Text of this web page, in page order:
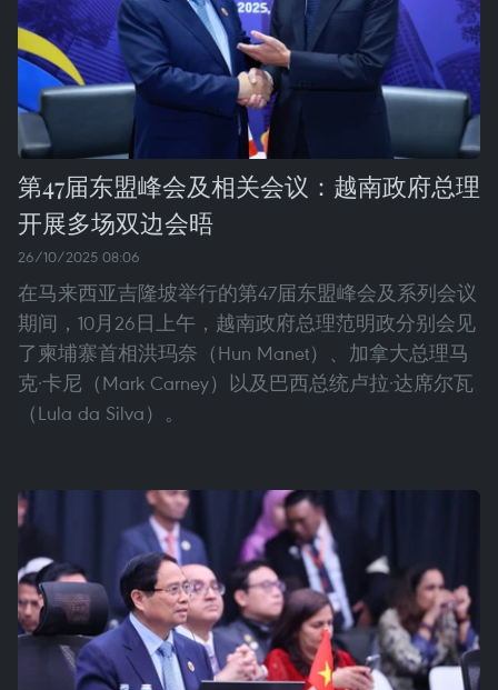
第47届东盟峰会及相关会议：越南政府总理
开展多场双边会晤
26/10/2025 08:06
在马来西亚吉隆坡举行的第47届东盟峰会及系列会议
期间，10月26日上午，越南政府总理范明政分别会见
了柬埔寨首相洪玛奈（Hun Manet）、加拿大总理马
克·卡尼（Mark Carney）以及巴西总统卢拉·达席尔瓦
（Lula da Silva）。